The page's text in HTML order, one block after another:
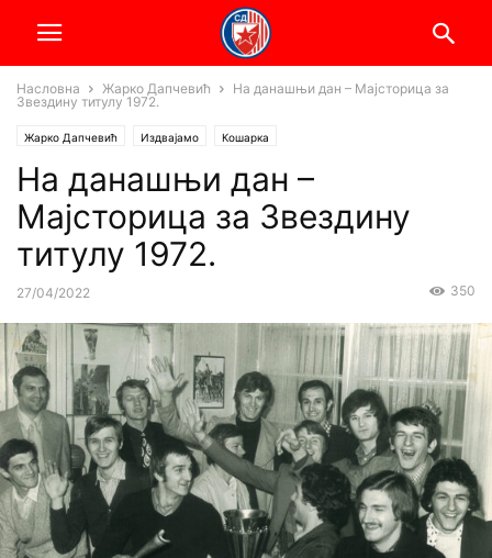
Насловна Жарко Дапчевић
На данашњи дан – Мајсторица за
Звездину титулу 1972.
Жарко Дапчевић Издвајамо Кошарка
На данашњи дан –
Мајсторица за Звездину
титулу 1972.
27/04/2022 350